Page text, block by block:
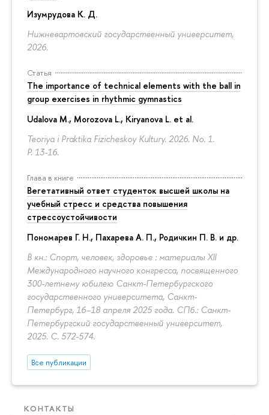
Изумрудова К. Д.
Нижневартовский государственный университет,
2026.
Статья
The importance of technical elements with the ball in
group exercises in rhythmic gymnastics
Udalova M., Morozova L., Kiryanova L. et al.
Teoriya i Praktika Fizicheskoy Kultury. 2026. No. 1.
P. 13-16.
Глава в книге
Вегетативный ответ студенток высшей школы на
учебный стресс и средства повышения
стрессоустойчивости
Пономарев Г. Н., Пахарева А. П., Родичкин П. В. и др.
В кн.: Спорт, человек, здоровье : материалы XII
Международного научного конгресса, посвященного
300-летнему юбилею Санкт-Петербургского
государственного университета, Санкт-
Петербург, 16–18 апреля 2025 года. СПб.: Санкт-
Петербургский государственный университет,
2025. С. 572-574.
Все публикации
КОНТАКТЫ